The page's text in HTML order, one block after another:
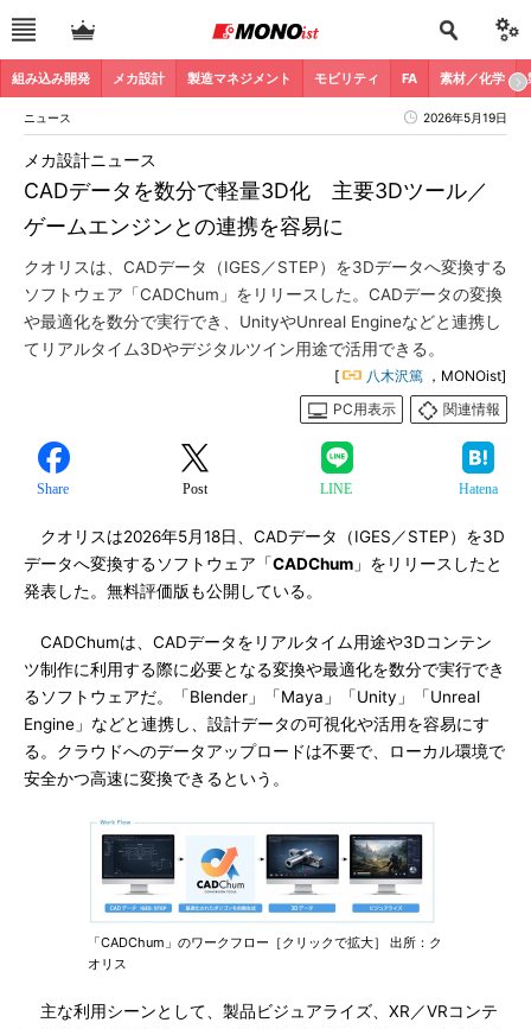
組み込み開発 メカ設計 製造マネジメント モビリティ FA 素材／化学
ニュース 2026年5月19日
CADデータを数分で軽量3D化 主要3Dツール／
ゲームエンジンとの連携を容易に
メカ設計ニュース
クオリスは、CADデータ（IGES／STEP）を3Dデータへ変換する
ソフトウェア「CADChum」をリリースした。CADデータの変換
や最適化を数分で実行でき、UnityやUnreal Engineなどと連携し
てリアルタイム3Dやデジタルツイン用途で活用できる。
[ 八木沢篤 ，MONOist]
PC用表示
関連情報
Share Post LINE Hatena
クオリスは2026年5月18日、CADデータ（IGES／STEP）を3D
データへ変換するソフトウェア「CADChum 」をリリースしたと
発表した。無料評価版も公開している。
CADChumは、CADデータをリアルタイム用途や3Dコンテン
ツ制作に利用する際に必要となる変換や最適化を数分で実行でき
るソフトウェアだ。「Blender」「Maya」「Unity」「Unreal
Engine」などと連携し、設計データの可視化や活用を容易にす
る。クラウドへのデータアップロードは不要で、ローカル環境で
安全かつ高速に変換できるという。
「CADChum」のワークフロー［クリックで拡大］ 出所：ク
オリス
主な利用シーンとして、製品ビジュアライズ、XR／VRコンテ